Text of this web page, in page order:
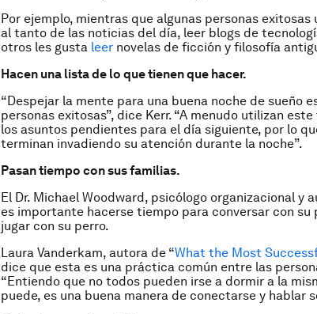
Por ejemplo, mientras que algunas personas
al tanto de las noticias del día, leer blogs de
otros les gusta leer novelas de ficción y filosofía
Hacen una lista de lo que tienen que hacer.
“Despejar la mente para una buena noche de sueño
personas exitosas”, dice Kerr. “A menudo utilizan
los asuntos pendientes para el día siguiente, por lo
terminan invadiendo su atención durante la noche”.
Pasan tiempo con sus familias.
El Dr. Michael Woodward, psicólogo organizacional y
es importante hacerse tiempo para conversar con su
jugar con su perro.
Laura Vanderkam, autora de “What the Most
dice que esta es una práctica común entre las
“Entiendo que no todos pueden irse a dormir a la
puede, es una buena manera de conectarse y hablar